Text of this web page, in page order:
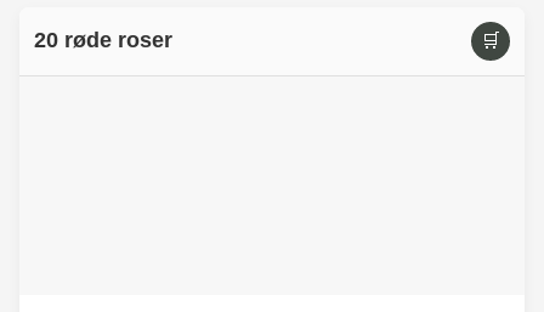
20 røde roser 🛒